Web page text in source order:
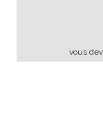
vous